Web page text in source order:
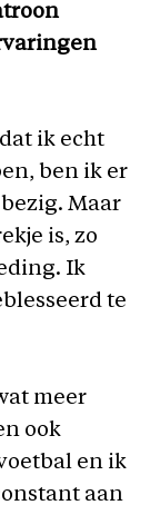
ik echt
ben ik er
Maar
is, zo
Ik
te
meer
ook
en ik
aan